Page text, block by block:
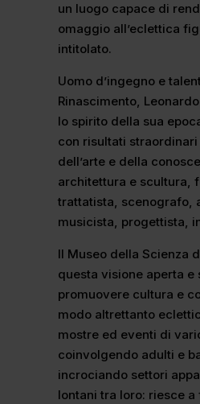
un luogo capace di
omaggio all’eclettica
intitolato.
Uomo d’ingegno e
Rinascimento,
lo spirito della sua
con risultati
dell’arte e della
architettura e scultura,
trattatista, scenografo,
musicista, progettista,
Il Museo della Scienza
questa visione aperta e
promuovere cultura e
modo altrettanto
mostre ed eventi di
coinvolgendo adulti e
incrociando settori
lontani tra loro: riesce